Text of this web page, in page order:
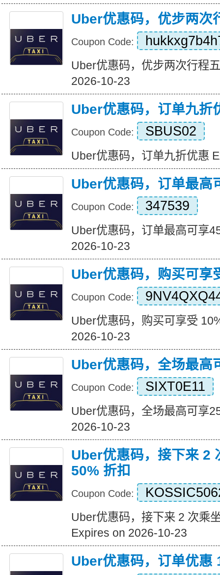
Uber优惠码，优步两次
Coupon Code:
Uber优惠码，优步两次行程
2026-10-23
Uber优惠码，订单九折
Coupon Code: SBUS02
Uber优惠码，订单九折优惠
Uber优惠码，订单最高
Coupon Code: 347539
Uber优惠码，订单最高可享
2026-10-23
Uber优惠码，购买可享
Coupon Code:
Uber优惠码，购买可享受
2026-10-23
Uber优惠码，全场最高
Coupon Code: SIXT0E11
Uber优惠码，全场最高可享
2026-10-23
Uber优惠码，接下来 2
50% 折扣
Coupon Code:
Uber优惠码，接下来 2 次乘
Expires on 2026-10-23
Uber优惠码，订单优惠